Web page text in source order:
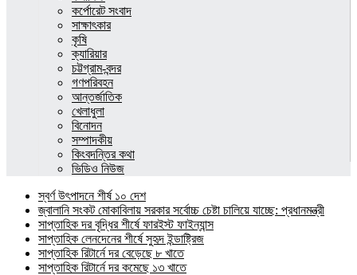
কর্পোরেট সংবাদ
সাক্ষাৎকার
কৃষি
ক্যারিয়ার
চট্টগ্রাম-বন্দর
গণপরিবহন
আন্তর্জাতিক
খেলাধুলা
বিনোদন
সম্পাদকীয়
কিংবদন্তির কথা
ভিডিও নিউজ
স্বর্ণ উৎপাদনে শীর্ষ ১০ দেশ
জ্বালানি সংকট মোকাবিলায় সরকার সর্বোচ্চ চেষ্টা চালিয়ে যাচ্ছে: প্রধানমন্ত্রী
সাপ্তাহিক দর বৃদ্ধির শীর্ষে ফারইস্ট ফাইন্যান্স
সাপ্তাহিক লেনদেনের শীর্ষে সুহৃদ ইন্ডাষ্ট্রিজ
সাপ্তাহিক রিটার্নে দর বেড়েছে ৮ খাতে
সাপ্তাহিক রিটার্নে দর কমেছে ১৩ খাতে